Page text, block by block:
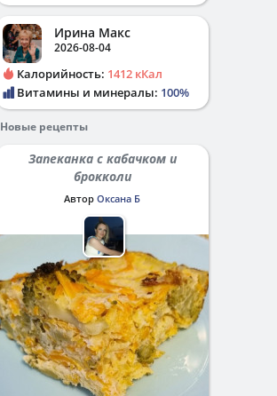
Ирина Макс
2026-08-04
Калорийность: 1412 кКал
Витамины и минералы: 100%
Новые рецепты
Запеканка с кабачком и
брокколи
Автор Оксана Б